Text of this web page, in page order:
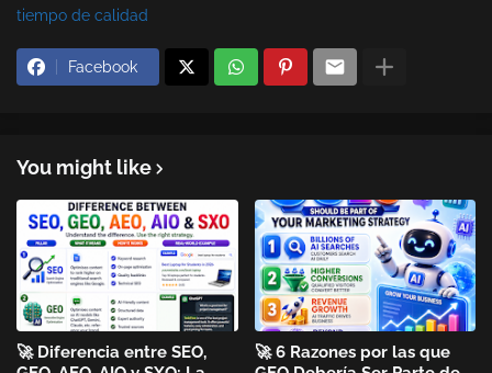
tiempo de calidad
Facebook
You might like
🚀 Diferencia entre SEO,
🚀 6 Razones por las que